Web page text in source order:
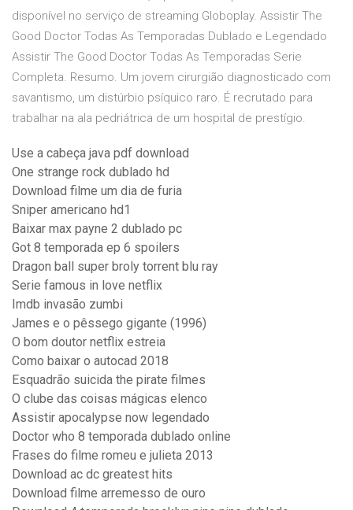
disponível no serviço de streaming Globoplay. Assistir The
Good Doctor Todas As Temporadas Dublado e Legendado
Assistir The Good Doctor Todas As Temporadas Serie
Completa. Resumo. Um jovem cirurgião diagnosticado com
savantismo, um distúrbio psíquico raro. É recrutado para
trabalhar na ala pedriátrica de um hospital de prestígio.
Use a cabeça java pdf download
One strange rock dublado hd
Download filme um dia de furia
Sniper americano hd1
Baixar max payne 2 dublado pc
Got 8 temporada ep 6 spoilers
Dragon ball super broly torrent blu ray
Serie famous in love netflix
Imdb invasão zumbi
James e o pêssego gigante (1996)
O bom doutor netflix estreia
Como baixar o autocad 2018
Esquadrão suicida the pirate filmes
O clube das coisas mágicas elenco
Assistir apocalypse now legendado
Doctor who 8 temporada dublado online
Frases do filme romeu e julieta 2013
Download ac dc greatest hits
Download filme arremesso de ouro